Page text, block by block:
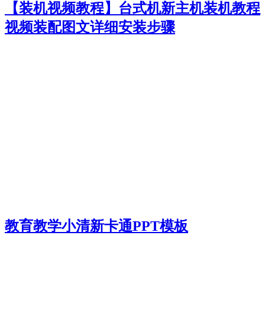
【装机视频教程】台式机新主机装机教程
视频装配图文详细安装步骤
教育教学小清新卡通PPT模板